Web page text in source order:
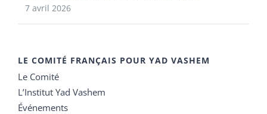
7 avril 2026
LE COMITÉ FRANÇAIS POUR YAD VASHEM
Le Comité
L’Institut Yad Vashem
Événements